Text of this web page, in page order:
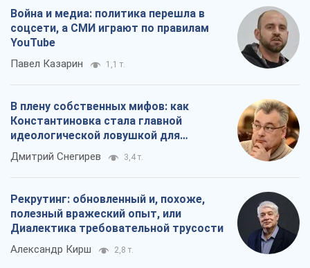
Война и медиа: политика перешла в
соцсети, а СМИ играют по правилам
YouTube
Павел Казарин 1,1 т.
В плену собственных мифов: как
Константиновка стала главной
идеологической ловушкой для
российских оккупантов
Дмитрий Снегирев 3,4 т.
Рекрутинг: обновленный и, похоже,
полезный вражеский опыт, или
Диалектика требовательной трусости
Александр Кирш 2,8 т.